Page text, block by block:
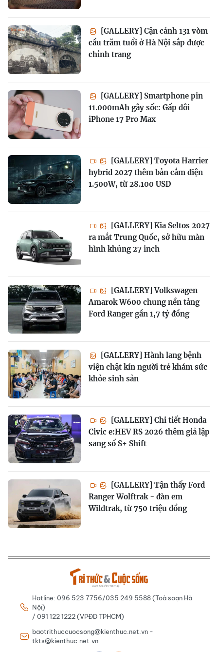
[GALLERY] Cận cảnh 131 vòm
cầu trăm tuổi ở Hà Nội sắp được
chỉnh trang
[GALLERY] Smartphone pin
11.000mAh gây sốc: Gấp đôi
iPhone 17 Pro Max
[GALLERY] Toyota Harrier
hybrid 2027 thêm bản cắm điện
1.500W, từ 28.100 USD
[GALLERY] Kia Seltos 2027
ra mắt Trung Quốc, sở hữu màn
hình khủng 27 inch
[GALLERY] Volkswagen
Amarok W600 chung nền tảng
Ford Ranger gần 1,7 tỷ đồng
[GALLERY] Hành lang bệnh
viện chật kín người trẻ khám sức
khỏe sinh sản
[GALLERY] Chi tiết Honda
Civic e:HEV RS 2026 thêm giả lập
sang số S+ Shift
[GALLERY] Tận thấy Ford
Ranger Wolftrak - đàn em
Wildtrak, từ 750 triệu đồng
Hotline: 096 523 7756/035 249 5588 (Toà soạn Hà
Nội)
/ 091 122 1222 (VPĐD TPHCM)
baotrithuccuocsong@kienthuc.net.vn -
tkts@kienthuc.net.vn